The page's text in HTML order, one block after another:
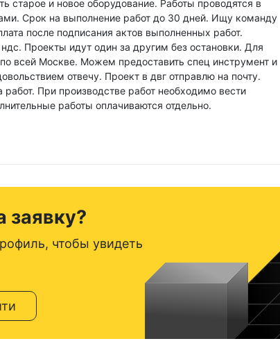
старое и новое оборудование. Работы проводятся в
Срок на выполнение работ до 30 дней. Ищу команду
после подписания актов выполненных работ.
Проекты идут один за другим без остановки. Для
всей Москве. Можем предоставить спец инструмент и
отвечу. Проект в двг отправлю на почту.
работ. При производстве работ необходимо вести
работы оплачиваются отдельно.
заявку?
чтобы увидеть